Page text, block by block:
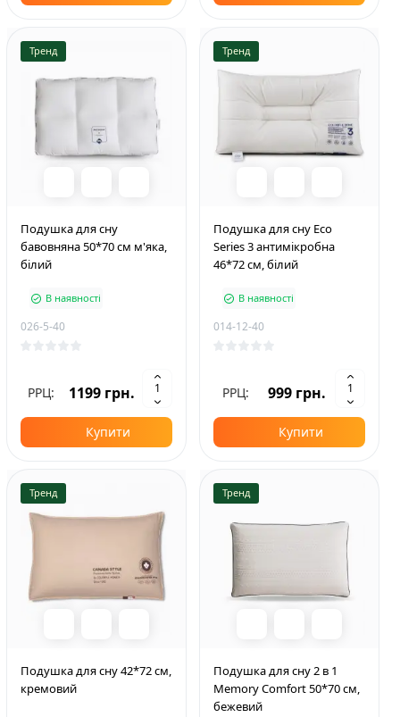
Тренд
Подушка для сну
бавовняна 50*70 см м'яка,
білий
В наявності
026-5-40
РРЦ: 1199 грн.
Купити
Тренд
Подушка для сну Eco
Series 3 антимікробна
46*72 см, білий
В наявності
014-12-40
РРЦ: 999 грн.
Купити
Тренд
Подушка для сну 42*72 см,
кремовий
Тренд
Подушка для сну 2 в 1
Memory Comfort 50*70 см,
бежевий